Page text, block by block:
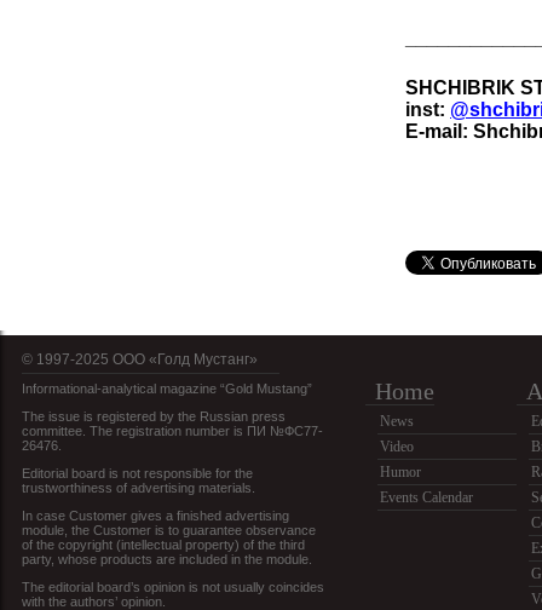
SHCHIBRIK
inst:
E-mail:
© 1997-2025 OOO «Голд Мустанг»
Informational-analytical magazine “Gold Mustang”
The issue is registered by the Russian press
committee. The registration number is ПИ №ФС77-
26476.
Editorial board is not responsible for the
trustworthiness of advertising materials.
In case Customer gives a finished advertising
module, the Customer is to guarantee observance
of the copyright (intellectual property) of the third
party, whose products are included in the module.
The editorial board’s opinion is not usually coincides
with the authors’ opinion.
Home
News
Video
Humor
Events Calendar